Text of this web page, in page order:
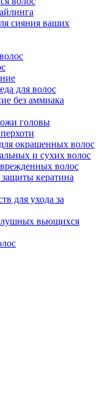
сияния ваших
для волос
без аммиака
головы
окрашенных волос
и сухих волос
волос
кератина
для ухода за
вьющихся